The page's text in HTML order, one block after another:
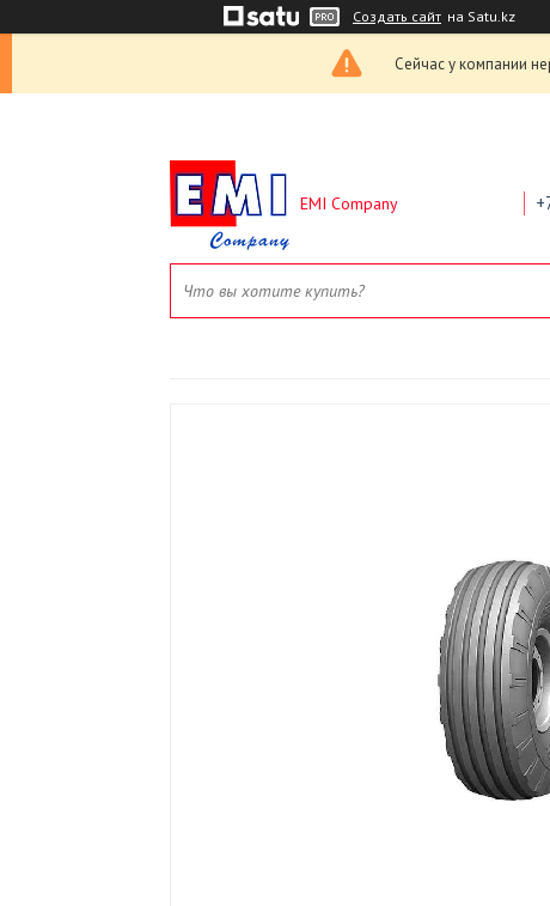
Создать сайт на Satu.kz
Сейчас у компании
EMI Company